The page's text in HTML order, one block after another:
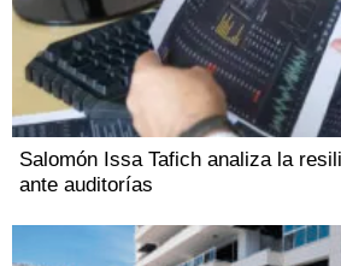
Salomón Issa Tafich analiza la
ante auditorías